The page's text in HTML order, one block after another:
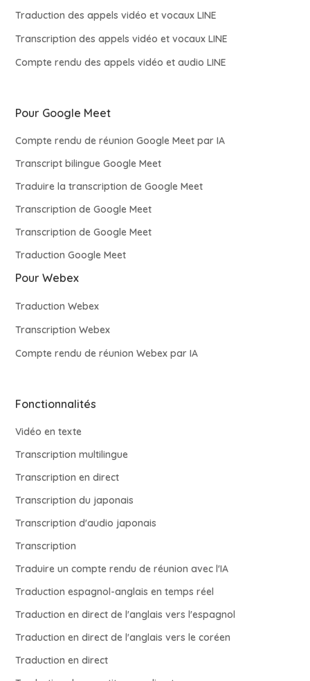
Traduction des appels vidéo et vocaux LINE
Transcription des appels vidéo et vocaux LINE
Compte rendu des appels vidéo et audio LINE
Pour Google Meet
Compte rendu de réunion Google Meet par IA
Transcript bilingue Google Meet
Traduire la transcription de Google Meet
Transcription de Google Meet
Transcription de Google Meet
Traduction Google Meet
Pour Webex
Traduction Webex
Transcription Webex
Compte rendu de réunion Webex par IA
Fonctionnalités
Vidéo en texte
Transcription multilingue
Transcription en direct
Transcription du japonais
Transcription d'audio japonais
Transcription
Traduire un compte rendu de réunion avec l'IA
Traduction espagnol-anglais en temps réel
Traduction en direct de l'anglais vers l'espagnol
Traduction en direct de l'anglais vers le coréen
Traduction en direct